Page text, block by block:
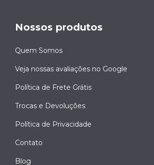
Nossos produtos
Quem Somos
Veja nossas avaliações no Google
Política de Frete Grátis
Trocas e Devoluções
Política de Privacidade
Contato
Blog